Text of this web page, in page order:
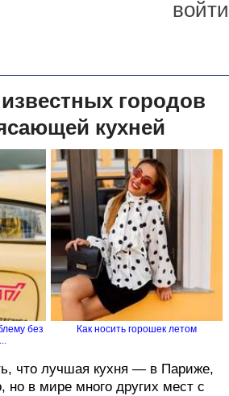
войти
городов
кухней
без
Как носить горошек летом
что лучшая кухня — в Париже,
но в мире много других мест с